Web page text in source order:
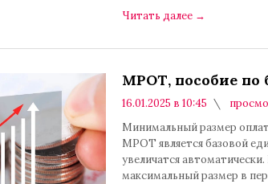
Читать далее →
МРОТ, пособие
16.01.2025 в 10:45
Минимальный размер
МРОТ является базовой
увеличатся
максимальный размер в